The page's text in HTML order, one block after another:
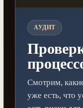
АУДИТ
Смотрим,
уже есть, что